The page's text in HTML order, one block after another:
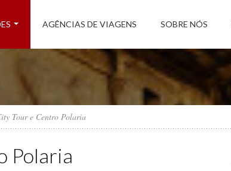
AGÊNCIAS DE VIAGENS SOBRE NÓS
Tour e Centro Polaria
Polaria